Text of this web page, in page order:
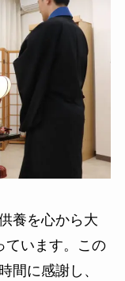
養を心から大
ています。この
間に感謝し、